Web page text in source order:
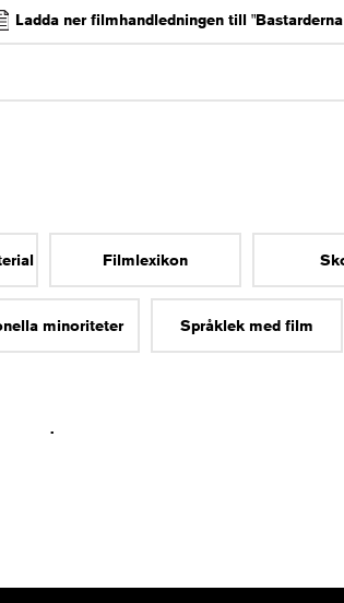
Ladda ner filmhandledningen till
Filmlexikon
minoriteter Språklek med film
.